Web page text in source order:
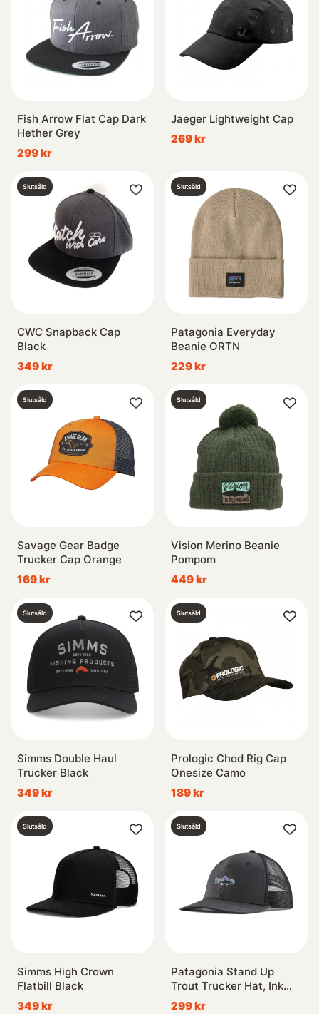
Fish Arrow Flat Cap Dark
Hether Grey
299 kr
Jaeger Lightweight Cap
269 kr
Slutsåld
CWC Snapback Cap
Black
349 kr
Slutsåld
Patagonia Everyday
Beanie ORTN
229 kr
Slutsåld
Savage Gear Badge
Trucker Cap Orange
169 kr
Slutsåld
Vision Merino Beanie
Pompom
449 kr
Slutsåld
Simms Double Haul
Trucker Black
349 kr
Slutsåld
Prologic Chod Rig Cap
Onesize Camo
189 kr
Slutsåld
Simms High Crown
Flatbill Black
349 kr
Slutsåld
Patagonia Stand Up
Trout Trucker Hat, Ink
Black
299 kr